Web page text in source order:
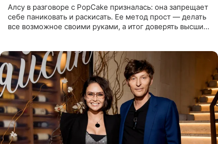
Алсу в разговоре с PopCake призналась: она запрещает
себе паниковать и раскисать. Ее метод прост — делать
все возможное своими руками, а итог доверять высшим